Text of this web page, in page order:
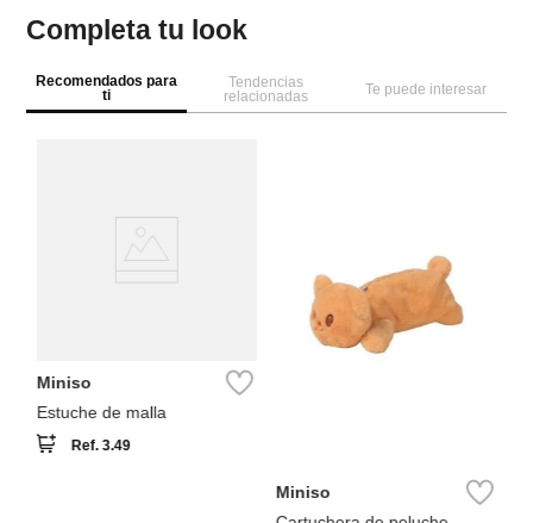
Completa tu look
Recomendados para
ti
Tendencias
relacionadas
Te puede interesar
Miniso
Estuche de malla
Ref.3.49
Miniso